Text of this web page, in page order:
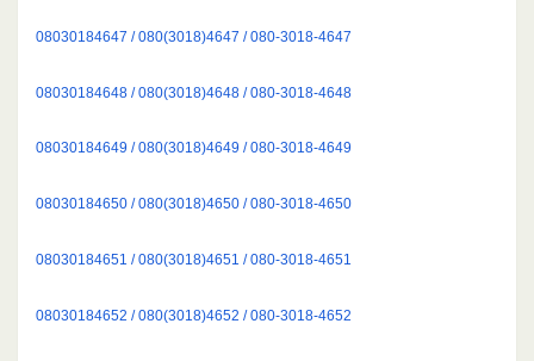
08030184647 / 080(3018)4647 / 080-3018-4647
08030184648 / 080(3018)4648 / 080-3018-4648
08030184649 / 080(3018)4649 / 080-3018-4649
08030184650 / 080(3018)4650 / 080-3018-4650
08030184651 / 080(3018)4651 / 080-3018-4651
08030184652 / 080(3018)4652 / 080-3018-4652